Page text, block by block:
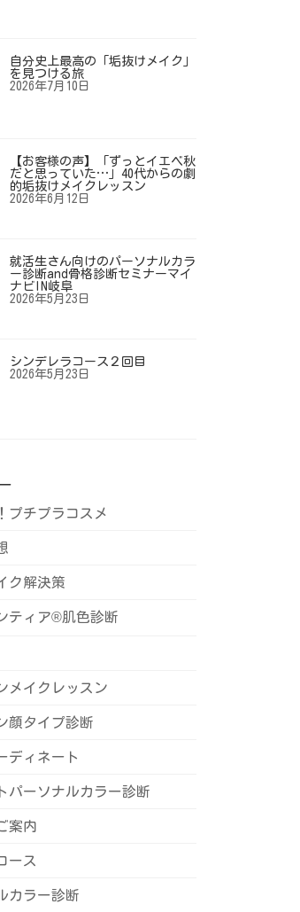
自分史上最高の「垢抜けメイク」
を見つける旅
2026年7月10日
【お客様の声】「ずっとイエベ秋
だと思っていた…」40代からの劇
的垢抜けメイクレッスン
2026年6月12日
就活生さん向けのパーソナルカラ
ー診断and骨格診断セミナーマイ
ナビIN岐阜
2026年5月23日
シンデレラコース２回目
2026年5月23日
プチプラコスメ
ク解決策
ティア®️肌色診断
メイクレッスン
顔タイプ診断
ディネート
パーソナルカラー診断
案内
ース
カラー診断